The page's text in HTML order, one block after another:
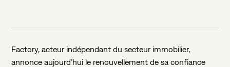
Factory, acteur indépendant du secteur immobilier,
annonce aujourd’hui le renouvellement de sa confiance